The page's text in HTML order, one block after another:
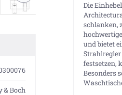
& Boch
Die
schlanken,
und bietet
festsetzen,
Besonders